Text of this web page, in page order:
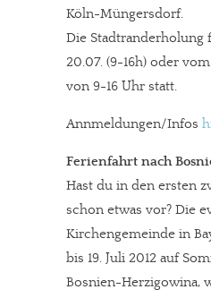
Köln-Müngersdorf.
Die Stadtranderholung
20.07. (9-16h) oder vom
von 9-16 Uhr statt.
Annmeldungen/Infos
Ferienfahrt nach
Hast du in den ersten
schon etwas vor? Die
Kirchengemeinde in
bis 19. Juli 2012 auf
Bosnien-Herzigowina,